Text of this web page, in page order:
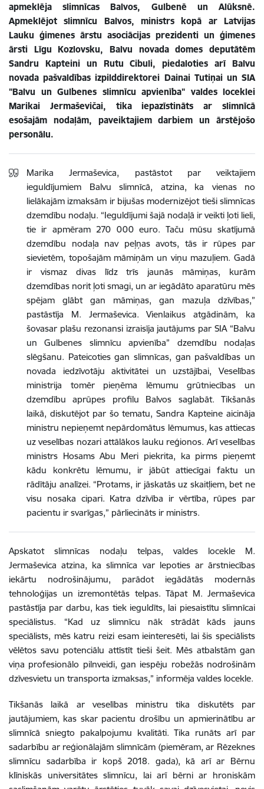
apmeklēja slimnīcasBalvos, Gulbenē un Alūksnē.
Apmeklējot slimnīcu Balvos, ministrs kopā ar Latvijas
Lauku ģimenes ārstu asociācijas prezidenti un ģimenes
ārsti Līgu Kozlovsku, Balvu novada domes deputātēm
Sandru Kapteini un Rutu Cibuli, piedaloties arī Balvu
novada pašvaldības izpilddirektorei Dainai Tutiņai un SIA
"Balvu un Gulbenes slimnīcu apvienība" valdes loceklei
Marikai Jermaševičai, tika iepazīstināts ar slimnīcā
esošajām nodaļām, paveiktajiem darbiem un ārstējošo
personālu.
Marika Jermaševica, pastāstot par veiktajiem
ieguldījumiem Balvu slimnīcā, atzina, ka vienas no
lielākajām izmaksām ir bijušas modernizējot tieši slimnīcas
dzemdību nodaļu. “Ieguldījumi šajā nodaļā ir veikti ļoti lieli,
tie ir apmēram 270 000 euro. Taču mūsu skatījumā
dzemdību nodaļa nav peļņas avots, tās ir rūpes par
sievietēm, topošajām māmiņām un viņu mazuļiem. Gadā
ir vismaz divas līdz trīs jaunās māmiņas, kurām
dzemdības norit ļoti smagi, un ar iegādāto aparatūru mēs
spējam glābt gan māmiņas, gan mazuļa dzīvības,”
pastāstīja M. Jermaševica.Vienlaikus atgādinām, ka
šovasar plašu rezonansi izraisīja jautājums parSIA “Balvu
un Gulbenes slimnīcu apvienība” dzemdību nodaļas
slēgšanu. Pateicoties gan slimnīcas, gan pašvaldības un
novada iedzīvotāju aktivitātei un uzstājībai, Veselības
ministrija tomēr pieņēma lēmumu grūtniecības un
dzemdību aprūpes profilu Balvos saglabāt. Tikšanās
laikā, diskutējot par šo tematu, Sandra Kapteine aicināja
ministru nepieņemt nepārdomātus lēmumus, kas attiecas
uz veselības nozari attālākos lauku reģionos. Arī veselības
ministrs Hosams Abu Meri piekrita, ka pirms pieņemt
kādu konkrētu lēmumu, ir jābūt attiecīgai faktu un
rādītāju analīzei. “Protams, ir jāskatās uz skaitļiem, bet ne
visu nosaka cipari. Katra dzīvība ir vērtība, rūpes par
pacientu ir svarīgas,” pārliecināts ir ministrs.
Apskatot slimnīcas nodaļu telpas, valdes locekle M.
Jermaševica atzina, ka slimnīca var lepoties ar ārstniecības
iekārtu nodrošinājumu, parādot iegādātās modernās
tehnoloģijas un izremontētās telpas. Tāpat M. Jermaševica
pastāstīja par darbu, kas tiek ieguldīts, lai piesaistītu slimnīcai
speciālistus. “Kad uz slimnīcu nāk strādāt kāds jauns
speciālists, mēs katru reizi esam ieinteresēti, lai šis speciālists
vēlētos savu potenciālu attīstīt tieši šeit. Mēs atbalstām gan
viņa profesionālo pilnveidi, gan iespēju robežās nodrošinām
dzīvesvietu un transporta izmaksas,” informēja valdes locekle.
Tikšanās laikā ar veselības ministru tika diskutēts par
jautājumiem, kas skar pacientu drošību un apmierinātību ar
slimnīcā sniegto pakalpojumu kvalitāti. Tika runāts arī par
sadarbību ar reģionālajām slimnīcām (piemēram, ar Rēzeknes
slimnīcu sadarbība ir kopš 2018. gada), kā arī ar Bērnu
klīniskās universitātes slimnīcu, lai arī bērni ar hroniskām